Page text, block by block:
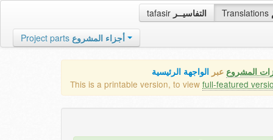
tafasir التفاسيــر Translations
Project parts أجزاء المشروع
المشروع عبر الواجهة الرئيسية
This is a printable version, to view full-featured